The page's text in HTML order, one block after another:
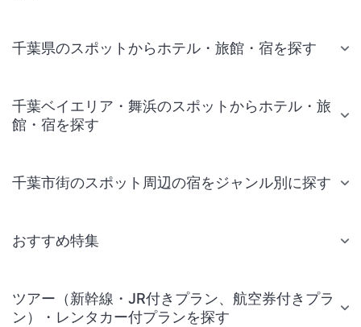
千葉県のスポットからホテル・旅館・宿を探す
千葉ベイエリア・舞浜のスポットからホテル・旅
館・宿を探す
千葉市街のスポット周辺の宿をジャンル別に探す
おすすめ特集
ツアー（新幹線・JR付きプラン、航空券付きプラ
ン）・レンタカー付プランを探す